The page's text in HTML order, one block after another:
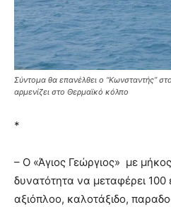
Σύντομα θα επανέλθει ο “Κωνσταντής”
αρμενίζει στο Θερμαϊκό κόλπο
*
– Ο «Άγιος Γεώργιος» με
δυνατότητα να μεταφέρει 100
αξιόπλοο, καλοτάξιδο,